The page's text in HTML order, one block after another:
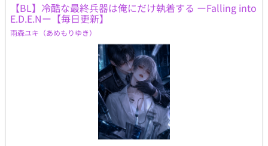
【BL】冷酷な最終兵器は俺にだけ執着する ーFalling into
E.D.E.Nー【毎日更新】
雨森ユキ（あめもりゆき）